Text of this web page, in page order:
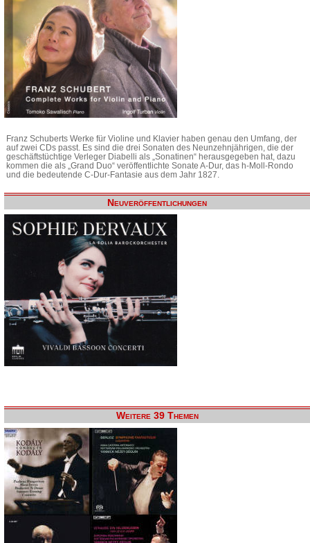
Franz Schuberts Werke für Violine und Klavier haben genau den Umfang, der
auf zwei CDs passt. Es sind die drei Sonaten des Neunzehnjährigen, die der
geschäftstüchtige Verleger Diabelli als „Sonatinen“ herausgegeben hat, dazu
kommen die als „Grand Duo“ veröffentlichte Sonate A-Dur, das h-Moll-Rondo
und die bedeutende C-Dur-Fantasie aus dem Jahr 1827.
Neuveröffentlichungen
Weitere 39 Themen